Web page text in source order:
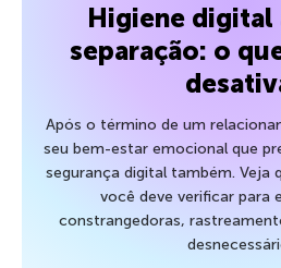
Higiene digital
separação: o
Após o término de um
seu bem-estar emocional que
segurança digital também. Veja
você deve verificar para
constrangedoras,